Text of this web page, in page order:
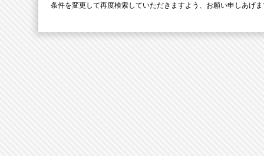
条件を変更して再度検索していただきますよう、お願い申しあげ